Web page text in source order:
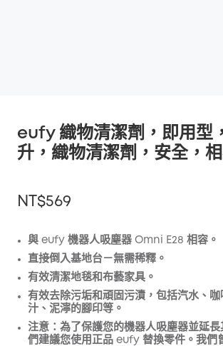
eufy 織物清潔劑，即用型
升，織物清潔劑，安全，
NT$569
折扣
優惠碼
與 eufy 機器人吸塵器 Omni E28 相容。
直接倒入基地台－無需稀釋。
有效清潔地毯和布藝家具。
有效去除污垢和頑固污漬，包括汽水、
汁、泥濘的腳印等。
注意：為了保護您的機器人吸塵器並延
們建議您使用正品 eufy 替換零件。我們